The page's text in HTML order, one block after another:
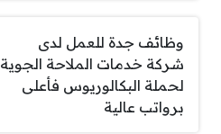
وظائف جدة للعمل لدى
شركة خدمات الملاحة الجوية
لحملة البكالوريوس فأعلى
برواتب عالية